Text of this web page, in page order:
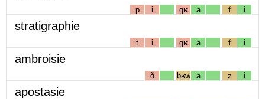
p i gʁ a f i
stratigraphie
t i gʁ a f i
ambroisie
ɑ̃ bʁw a z i
apostasie